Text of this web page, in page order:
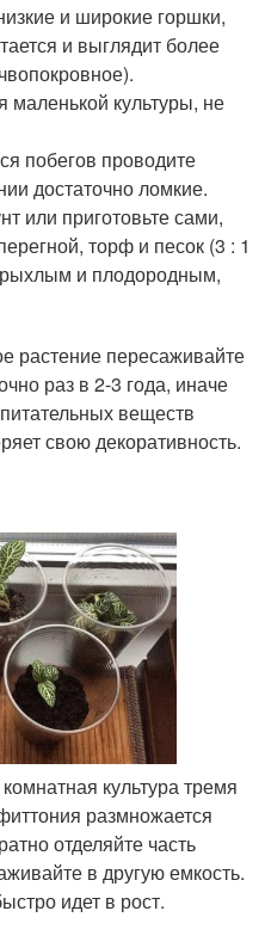
и широкие горшки,
и выглядит более
маленькой культуры, не
побегов проводите
достаточно ломкие.
или приготовьте сами,
торф и песок (3 : 1
и плодородным,
растение пересаживайте
раз в 2-3 года, иначе
веществ
свою декоративность.
культура тремя
размножается
отделяйте часть
в другую емкость.
идет в рост.